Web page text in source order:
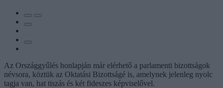
Az Országgyűlés honlapján már elérhető a parlamenti bizottságok
névsora, köztük az Oktatási Bizottságé is, amelynek jelenleg nyolc
tagja van, hat tiszás és két fideszes képviselővel.